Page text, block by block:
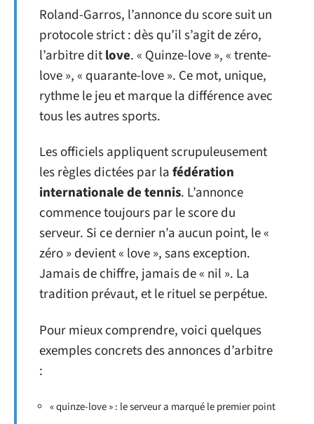
Roland-Garros, l’annonce du score suit un
protocole strict : dès qu’il s’agit de zéro,
l’arbitre ditlove. « Quinze-love », « trente-
love », « quarante-love ». Ce mot, unique,
rythme le jeu et marque la différence avec
tous les autres sports.
Les officiels appliquent scrupuleusement
les règles dictées par lafédération
internationale de tennis. L’annonce
commence toujours par le score du
serveur. Si ce dernier n’a aucun point, le «
zéro » devient « love », sans exception.
Jamais de chiffre, jamais de « nil ». La
tradition prévaut, et le rituel se perpétue.
Pour mieux comprendre, voici quelques
exemples concrets des annonces d’arbitre
:
« quinze-love » : le serveur a marqué le premier point